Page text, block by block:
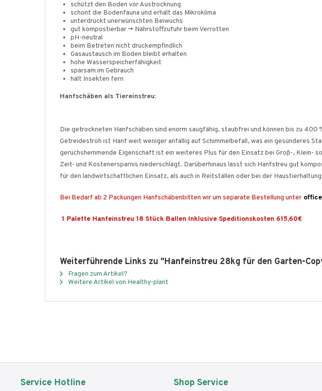
schützt den Boden vor Austrocknung
schont die Bodenfauna und erhält das Mikroklima
unterdrückt unerwünschten Beiwuchs
gut kompostierbar -> Nährstoffzufuhr beim Verrotten
pH-neutral
beim Betreten nicht druckempfindlich
Gasaustausch im Boden bleibt erhalten
hohe Wasserspeicherfähigkeit
sparsam im Gebrauch
hält Insekten fern
Hanfschäben als Tiereinstreu:
Die getrockneten Hanfschäben sind enorm saugfähig, staubfrei und können bis zu
Getreidestroh ist Hanf weit weniger anfällig auf Schimmelbefall, was ein gesünderes
geruchshemmende Eigenschaft ist ein weiteres Plus für den Einsatz bei Groß-, Klein-
Zeit- und Kostenersparnis niederschlägt. Darüberhinaus lässt sich Hanfstreu gut
für den landwirtschaftlichen Einsatz, als auch in Reitställen oder bei der
Bei Bedarf ab 2 Packungen Hanfschäbenbitten wir um separate Bestellung unter
1 Palette Hanfeinstreu 18 Stück Ballen Inklusive Speditionskosten 615,60€
Weiterführende Links zu "Hanfeinstreu 28kg für den Garten-
Fragen zum Artikel?
Weitere Artikel von Healthy-plant
Service Hotline Shop Service